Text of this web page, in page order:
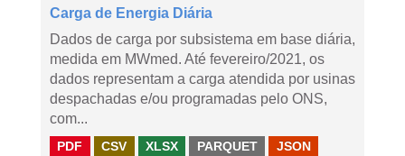
Carga de Energia Diária
Dados de carga por subsistema em base diária,
medida em MWmed. Até fevereiro/2021, os
dados representam a carga atendida por usinas
despachadas e/ou programadas pelo ONS,
com...
PDF CSV XLSX PARQUET JSON